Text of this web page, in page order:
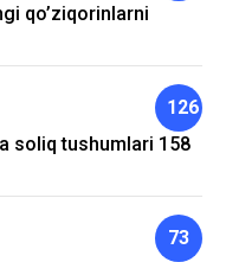
qo’ziqorinlarni
126
soliq tushumlari 158
73